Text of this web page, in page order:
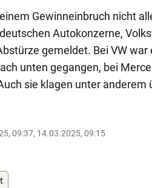
Gewinneinbruch nicht
Autokonzerne,
gemeldet. Bei VW
unten gegangen, bei
sie klagen unter
09:37, 14.03.2025, 09:15